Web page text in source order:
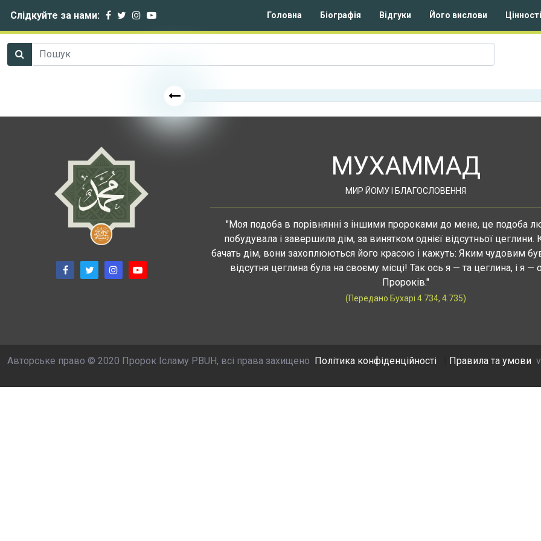
Слідкуйте за нами: Головна Біографія Відгуки Його вислови
МУХАММАД
МИР ЙОМУ І БЛАГОСЛОВЕННЯ
"Моя подоба в порівнянні з іншими пророками до мене, це подоба
побудувала і завершила дім, за винятком однієї відсутньої
бачать дім, вони захоплюються його красою і кажуть: Яким чудовим
відсутня цеглина була на своєму місці! Так ось я — та цеглина, і я —
Пророків."
(Передано Бухарі 4.734, 4.735)
Авторське право © 2020 Пророк Ісламу PBUH, всі права захищено Політика конфіденційності Правила та умови